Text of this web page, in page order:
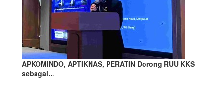
APKOMINDO, APTIKNAS, PERATIN Dorong RUU KKS
sebagai…